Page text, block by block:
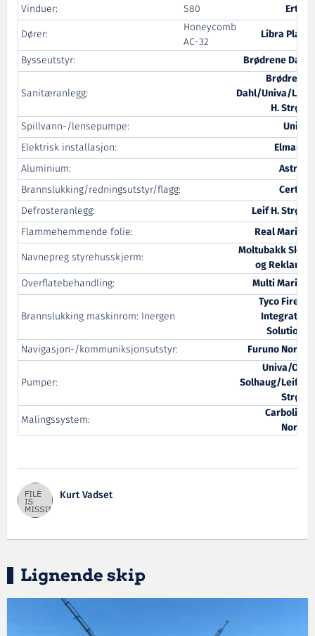
Vinduer:
S80
Ertec
Dører:
Honeycomb
AC-32
Libra Plast
Bysseutstyr:
Brødrene Dahl
Sanitæranlegg:
Brødrene
Dahl/Univa/Leif
H. Strøm
Spillvann-/lensepumpe:
Univa
Elektrisk installasjon:
Elmarin
Aluminium:
Astrup
Brannslukking/redningsutstyr/flagg:
Certex
Defrosteranlegg:
Leif H. Strøm
Flammehemmende folie:
Real Marine
Navnepreg styrehusskjerm:
Moltubakk Skilt
og Reklame
Overflatebehandling:
Multi Marine
Brannslukking maskinrom: Inergen
Tyco Fire &
Integrated
Solutions
Navigasjon-/kommuniksjonsutstyr:
Furuno Norge
Pumper:
Univa/O.S.
Solhaug/Leif H.
Strøm
Malingssystem:
Carboline
Norge
Kurt Vadset
Lignende skip